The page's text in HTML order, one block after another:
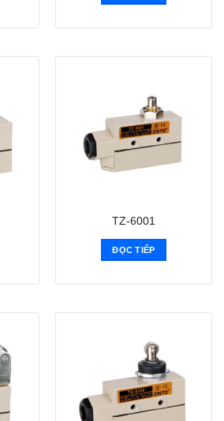
TZ-6001
ĐỌC TIẾP